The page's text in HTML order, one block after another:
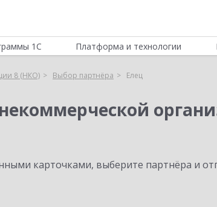
1С Платформа и технологии
8 (НКО) Выбор партнёра Елец
карточками, выберите партнёра и